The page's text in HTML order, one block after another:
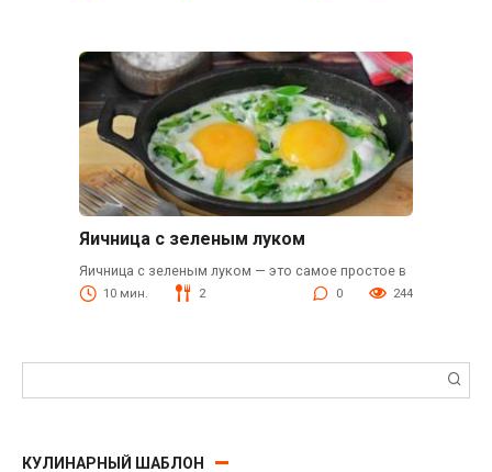
Яичница с зеленым луком
Яичница с зеленым луком — это самое простое в
10 мин. 2 0 244
КУЛИНАРНЫЙ ШАБЛОН